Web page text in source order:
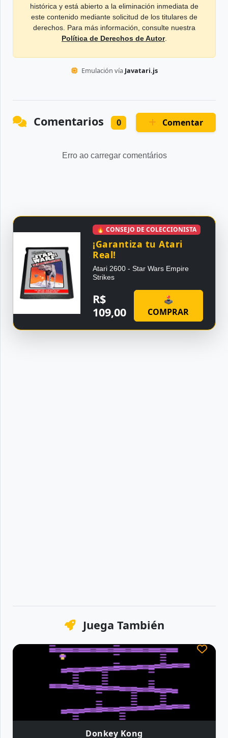
histórica y está abierto a la eliminación inmediata de
este contenido mediante solicitud de los titulares de
derechos. Para más información, consulte nuestra
Política de Derechos de Autor.
Emulación vía Javatari.js
Comentarios 0 Comentar
Erro ao carregar comentários
🔥 CONSEJO DE COLECCIONISTA
¡Garantiza tu Atari
Real!
Atari 2600 - Star Wars Empire
Strikes
R$
109,00
🕹
COMPRAR
Juega También
Donkey Kong